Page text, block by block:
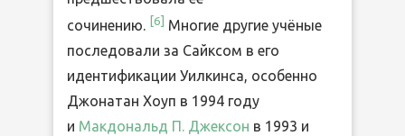
сочинению. 6
Многие другие учёные
последовали за Сайксом в его
идентификации Уилкинса, особенно
Джонатан Хоуп в 1994 году
и Макдональд П. Джексон в 1993 и